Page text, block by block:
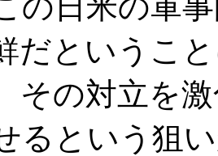
だというこ
その対立を
るという狙